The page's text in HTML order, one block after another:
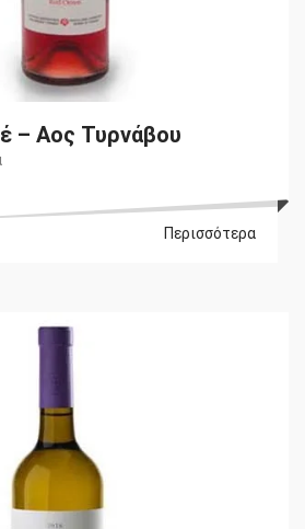
– Αος Τυρνάβου
Περισσότερα